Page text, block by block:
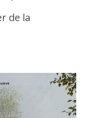
de la